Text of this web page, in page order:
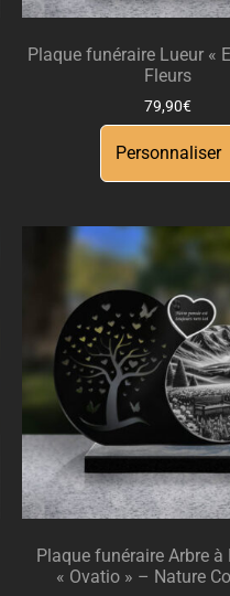
Plaque funéraire Lueur «
Fleurs
79,90€
Personnaliser
Plaque funéraire Arbre
« Ovatio » – Nature